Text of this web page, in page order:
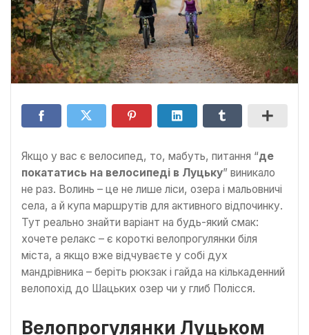
Якщо у вас є велосипед, то, мабуть, питання “де
покататись на велосипеді в Луцьку” виникало
не раз. Волинь – це не лише ліси, озера і мальовничі
села, а й купа маршрутів для активного відпочинку.
Тут реально знайти варіант на будь-який смак:
хочете релакс – є короткі велопрогулянки біля
міста, а якщо вже відчуваєте у собі дух
мандрівника – беріть рюкзак і гайда на кількаденний
велопохід до Шацьких озер чи у глиб Полісся.
Велопрогулянки Луцьком